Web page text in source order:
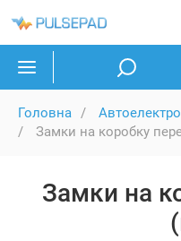
Головна
Замки на коробку
Замки на